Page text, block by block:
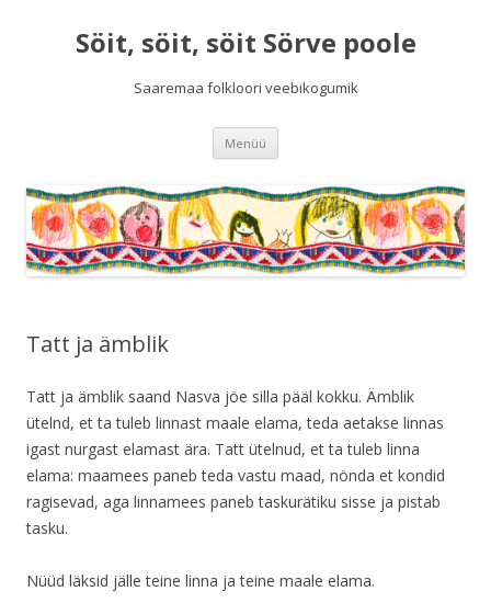
Söit, söit, söit Sörve poole
Saaremaa folkloori veebikogumik
Menüü
Tatt ja ämblik
Tatt ja ämblik saand Nasva jöe silla pääl kokku. Ämblik
ütelnd, et ta tuleb linnast maale elama, teda aetakse linnas
igast nurgast elamast ära. Tatt ütelnud, et ta tuleb linna
elama: maamees paneb teda vastu maad, nönda et kondid
ragisevad, aga linnamees paneb taskurätiku sisse ja pistab
tasku.
Nüüd läksid jälle teine linna ja teine maale elama.